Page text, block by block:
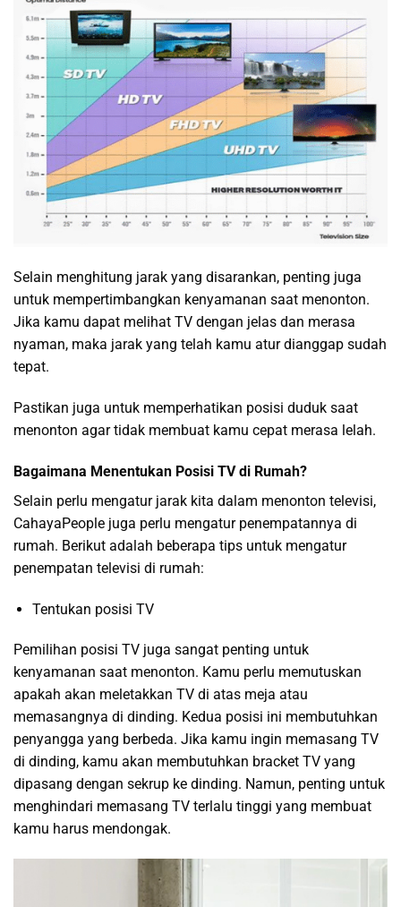
Selain menghitung jarak yang disarankan, penting juga
untuk mempertimbangkan kenyamanan saat menonton.
Jika kamu dapat melihat TV dengan jelas dan merasa
nyaman, maka jarak yang telah kamu atur dianggap sudah
tepat.
Pastikan juga untuk memperhatikan posisi duduk saat
menonton agar tidak membuat kamu cepat merasa lelah.
Bagaimana Menentukan Posisi TV di Rumah?
Selain perlu mengatur jarak kita dalam menonton televisi,
CahayaPeople juga perlu mengatur penempatannya di
rumah. Berikut adalah beberapa tips untuk mengatur
penempatan televisi di rumah:
Tentukan posisi TV
Pemilihan posisi TV juga sangat penting untuk
kenyamanan saat menonton. Kamu perlu memutuskan
apakah akan meletakkan TV di atas meja atau
memasangnya di dinding. Kedua posisi ini membutuhkan
penyangga yang berbeda. Jika kamu ingin memasang TV
di dinding, kamu akan membutuhkan bracket TV yang
dipasang dengan sekrup ke dinding. Namun, penting untuk
menghindari memasang TV terlalu tinggi yang membuat
kamu harus mendongak.